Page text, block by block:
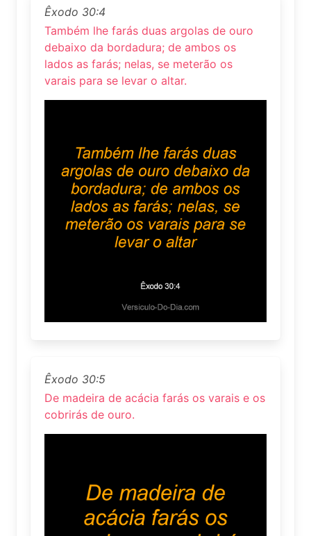
Êxodo 30:4
Também lhe farás duas argolas de ouro
debaixo da bordadura; de ambos os
lados as farás; nelas, se meterão os
varais para se levar o altar.
Êxodo 30:5
De madeira de acácia farás os varais e os
cobrirás de ouro.